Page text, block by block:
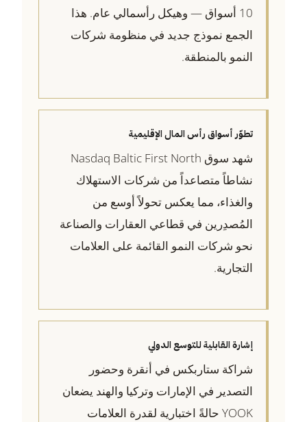
10 أسواق — وهيكل رأسمالي عام. هذا
الجمع نموذج جديد في منظومة شركات
النمو بالمنطقة.
تطوّر أسواق رأس المال الإقليمية
شهد سوق Nasdaq Baltic First North
نشاطاً متصاعداً من شركات الاستهلاك
والغذاء، مما يعكس تحولاً أوسع من
المُصدِرين في قطاعي العقارات والصناعة
نحو شركات النمو القائمة على العلامات
التجارية.
إشارة القابلية للتوسع الدولي
شراكة ستاربكس في أنقرة وحضور
التصدير في الإمارات وتركيا والهند يضعان
YOOK حالةً اختبارية لقدرة العلامات